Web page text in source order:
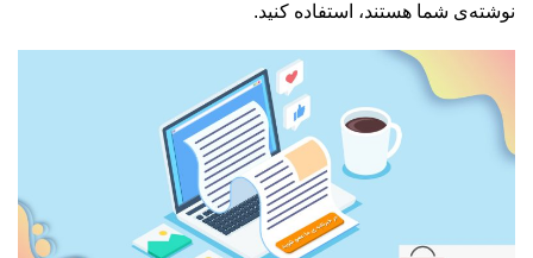
نوشته‌ی شما هستند، استفاده کنید.